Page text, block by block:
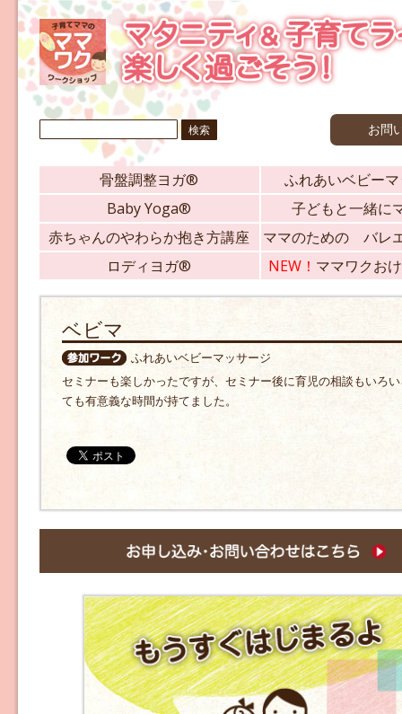
検
索: お問
骨盤調整ヨガ®
ふれあいベビー
Baby Yoga®
子どもと一緒に
赤ちゃんのやわらか抱き方講座
ママのための バレ
ロディヨガ®
NEW！ ママワクお
ベビマ
ふれあいベビーマッサージ
セミナーも楽しかったですが、セミナー後に育児の相談もいろ
ても有意義な時間が持てました。